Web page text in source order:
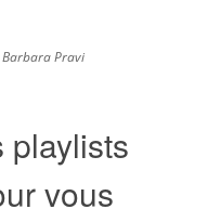
Barbara Pravi
playlists
vous